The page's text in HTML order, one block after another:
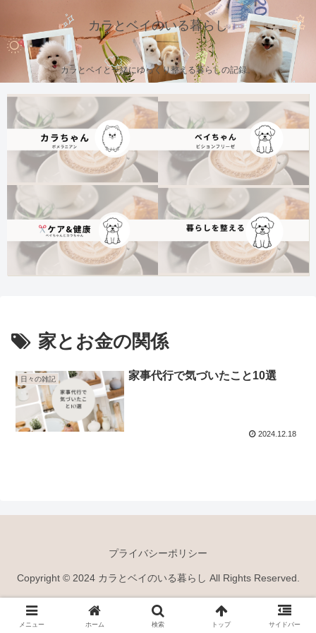
カラとベイのいる暮らし
カラとベイと一緒にゆっくり整える暮らしの記録。
家とお金の関係
日々の雑記 家事代行で気づいたこと10選
2024.12.18
プライバシーポリシー
Copyright © 2024 カラとベイのいる暮らし All Rights Reserved.
メニュー ホーム 検索 トップ サイドバー